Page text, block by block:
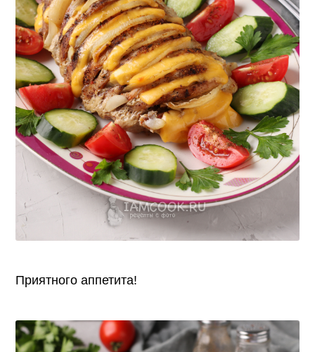
Приятного аппетита!